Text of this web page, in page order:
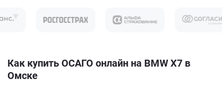
Как купить ОСАГО онлайн на BMW X7 в
Омске